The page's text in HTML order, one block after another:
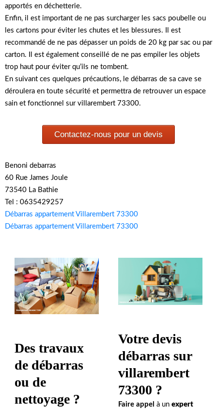
apportés en déchetterie.
Enfin, il est important de ne pas surcharger les sacs poubelle ou
les cartons pour éviter les chutes et les blessures. Il est
recommandé de ne pas dépasser un poids de 20 kg par sac ou par
carton. Il est également conseillé de ne pas empiler les objets
trop haut pour éviter qu’ils ne tombent.
En suivant ces quelques précautions, le débarras de sa cave se
déroulera en toute sécurité et permettra de retrouver un espace
sain et fonctionnel sur villarembert 73300.
Contactez-nous pour un devis
Benoni debarras
60 Rue James Joule
73540 La Bathie
Tel : 0635429257
Débarras appartement Villarembert 73300
Débarras appartement Villarembert 73300
Des travaux
de débarras
ou de
nettoyage ?
Votre devis
débarras sur
villarembert
73300 ?
Faire appel à un expert